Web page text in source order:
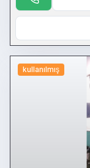
kullanılmış